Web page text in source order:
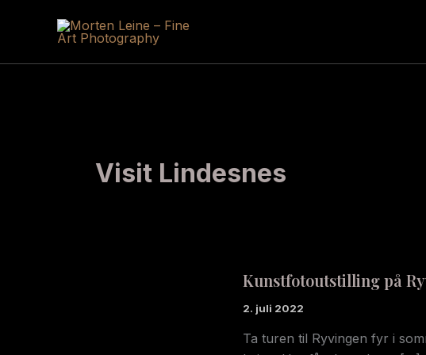
Visit Lindesnes
Kunstfotoutstilling på
2. juli 2022
Ta turen til Ryvingen fyr i